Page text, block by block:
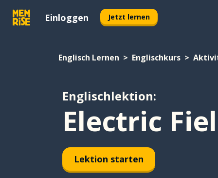
Einloggen Jetzt lernen
Englisch Lernen Englischkurs
Englischlektion:
Electric
Lektion starten